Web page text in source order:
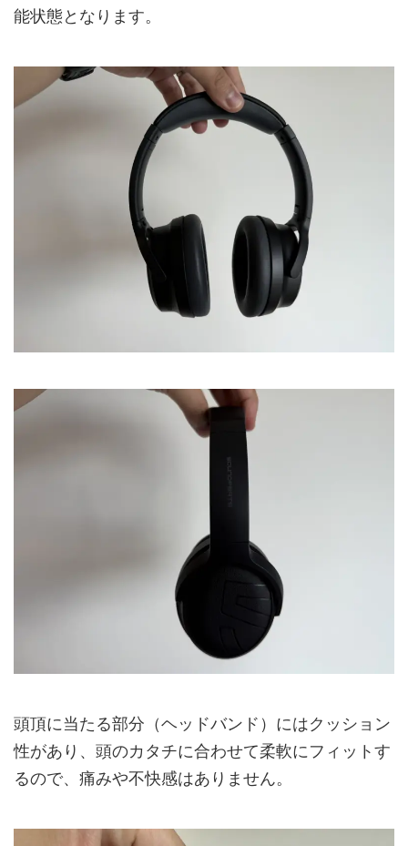
能状態となります。
頭頂に当たる部分（ヘッドバンド）にはクッション
性があり、頭のカタチに合わせて柔軟にフィットす
るので、痛みや不快感はありません。